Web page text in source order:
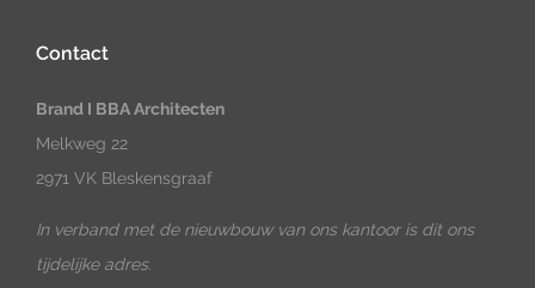
Contact
Brand I BBA Architecten
Melkweg 22
2971 VK Bleskensgraaf
In verband met de nieuwbouw van ons kantoor is dit ons
tijdelijke adres.